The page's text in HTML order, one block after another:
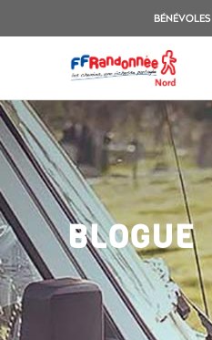
BÉNÉVOLES
BLOGUE